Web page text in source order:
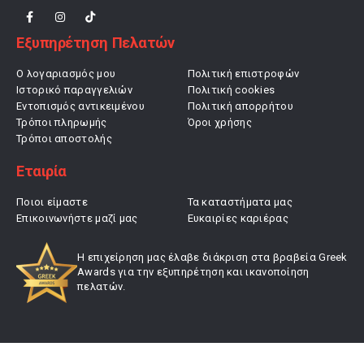
Εξυπηρέτηση Πελατών
Ο λογαριασμός μου
Ιστορικό παραγγελιών
Εντοπισμός αντικειμένου
Τρόποι πληρωμής
Τρόποι αποστολής
Πολιτική επιστροφών
Πολιτική cookies
Πολιτική απορρήτου
Όροι χρήσης
Εταιρία
Ποιοι είμαστε
Επικοινωνήστε μαζί μας
Τα καταστήματα μας
Ευκαιρίες καριέρας
Η επιχείρηση μας έλαβε διάκριση στα βραβεία Greek
Awards για την εξυπηρέτηση και ικανοποίηση
πελατών.